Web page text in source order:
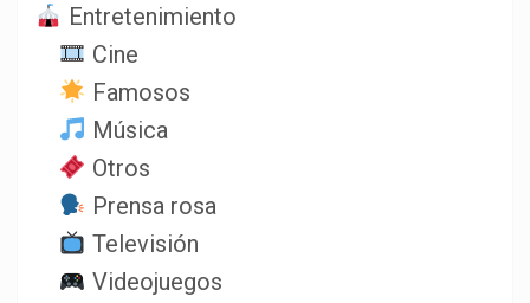
Entretenimiento
Cine
Famosos
Música
Otros
Prensa rosa
Televisión
Videojuegos